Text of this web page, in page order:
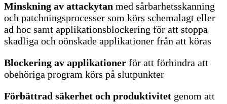
Minskning av attackytan med sårbarhetsskanning
och patchningsprocesser som körs schemalagt eller
ad hoc samt applikationsblockering för att stoppa
skadliga och oönskade applikationer från att köras
Blockering av applikationer för att förhindra att
obehöriga program körs på slutpunkter
Förbättrad säkerhet och produktivitet genom att